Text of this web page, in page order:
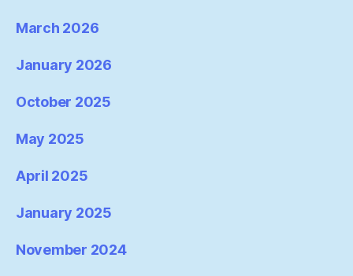
March 2026
January 2026
October 2025
May 2025
April 2025
January 2025
November 2024